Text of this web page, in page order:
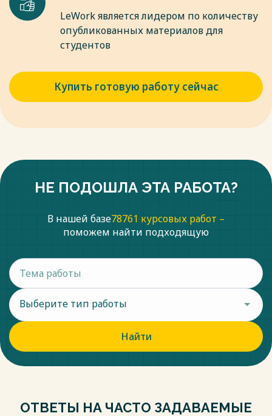
LeWork является лидером по количеству
опубликованных материалов для
студентов
Купить готовую работу сейчас
НЕ ПОДОШЛА ЭТА РАБОТА?
В нашей базе78761 курсовых работ –
поможем найти подходящую
Выберите тип работы
Найти
ОТВЕТЫ НА ЧАСТО ЗАДАВАЕМЫЕ